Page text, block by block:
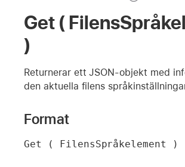
Get (
)
Returnerar ett JSON-objekt med
den aktuella filens
Format
Get ( FilensSpråkelement )